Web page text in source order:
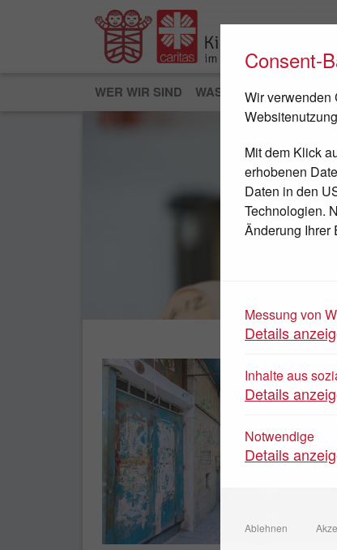
WER WIR SIND WAS WIR TUN JETZT
Consent-
Wir verwenden
Mit dem Klick
erhobenen
Daten in den
Technologien.
Änderung Ihrer
Messung von
Details
Inhalte aus
Details
Notwendige
Details
Ablehnen